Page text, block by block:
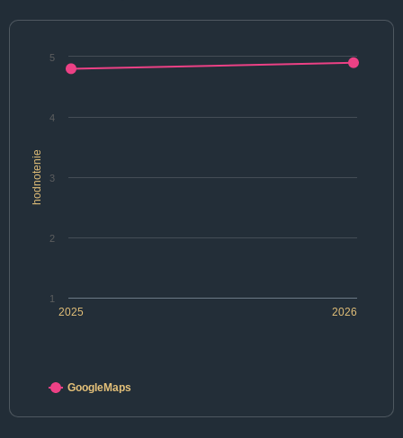
hodnotenie
2025 2026
1
2
3
4
5
GoogleMaps